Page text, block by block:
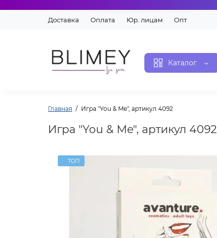
Доставка Оплата Юр. лицам Опт
Каталог
Главная Игра "You & Me", артикул 4092
Игра "You & Me", артикул 4092
ТОП